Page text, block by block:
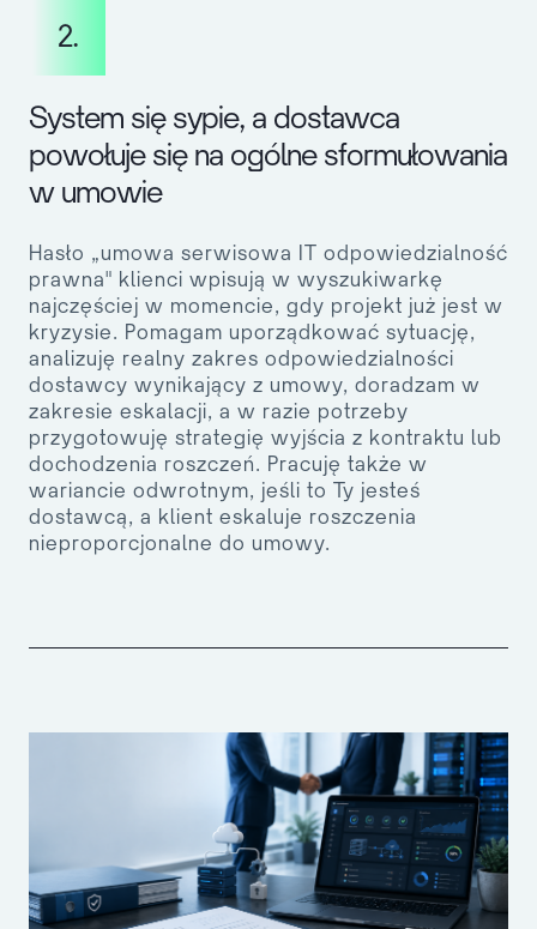
2.
System się sypie, a dostawca
powołuje się na ogólne sformułowania
w umowie
Hasło „umowa serwisowa IT odpowiedzialność
prawna" klienci wpisują w wyszukiwarkę
najczęściej w momencie, gdy projekt już jest w
kryzysie. Pomagam uporządkować sytuację,
analizuję realny zakres odpowiedzialności
dostawcy wynikający z umowy, doradzam w
zakresie eskalacji, a w razie potrzeby
przygotowuję strategię wyjścia z kontraktu lub
dochodzenia roszczeń. Pracuję także w
wariancie odwrotnym, jeśli to Ty jesteś
dostawcą, a klient eskaluje roszczenia
nieproporcjonalne do umowy.